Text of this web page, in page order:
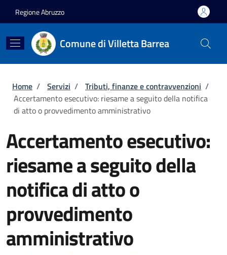
Regione Abruzzo
Comune di Villetta Barrea
Briciole di pane
Home / Servizi / Tributi, finanze e contravvenzioni /
Accertamento esecutivo: riesame a seguito della notifica
di atto o provvedimento amministrativo
Accertamento esecutivo:
riesame a seguito della
notifica di atto o
provvedimento
amministrativo